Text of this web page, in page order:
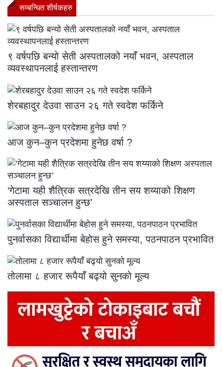
सम्बन्धित शीर्षकहरु
९ वर्षपछि बन्यो सेती अस्पतालको नयाँ भवन, अस्पताल
व्यवस्थापनलाई हस्तान्तरण
शेरबहादुर देउवा साउन २६ गते स्वदेश फर्किने
आज कुन–कुन प्रदेशमा हुनेछ वर्षा ?
‘गेटामा यही शैत्रिक सत्रदेखि तीन सय शय्याको शिक्षण
अस्पताल सञ्चालन हुन्छ’
पुनर्वासका विद्यार्थीमा बेहोस हुने समस्या, पठनपाठन प्रभावित
तोलामा ८ हजार रूपैयाँ बढ्यो सुनको मूल्य